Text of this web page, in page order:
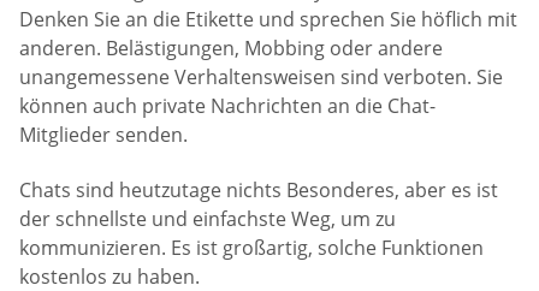
Denken Sie an die Etikette und sprechen Sie höflich mit
anderen. Belästigungen, Mobbing oder andere
unangemessene Verhaltensweisen sind verboten. Sie
können auch private Nachrichten an die Chat-
Mitglieder senden.
Chats sind heutzutage nichts Besonderes, aber es ist
der schnellste und einfachste Weg, um zu
kommunizieren. Es ist großartig, solche Funktionen
kostenlos zu haben.